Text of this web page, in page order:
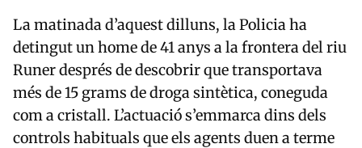
La matinada d’aquest dilluns, la Policia ha
detingut un home de 41 anys a la frontera del riu
Runer després de descobrir que transportava
més de 15 grams de droga sintètica, coneguda
com a cristall. L’actuació s’emmarca dins dels
controls habituals que els agents duen a terme